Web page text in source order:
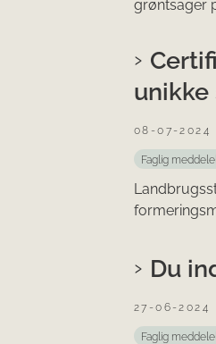
grøntsager
08-07-2024
Faglig
Du
27-06-2024
Faglig